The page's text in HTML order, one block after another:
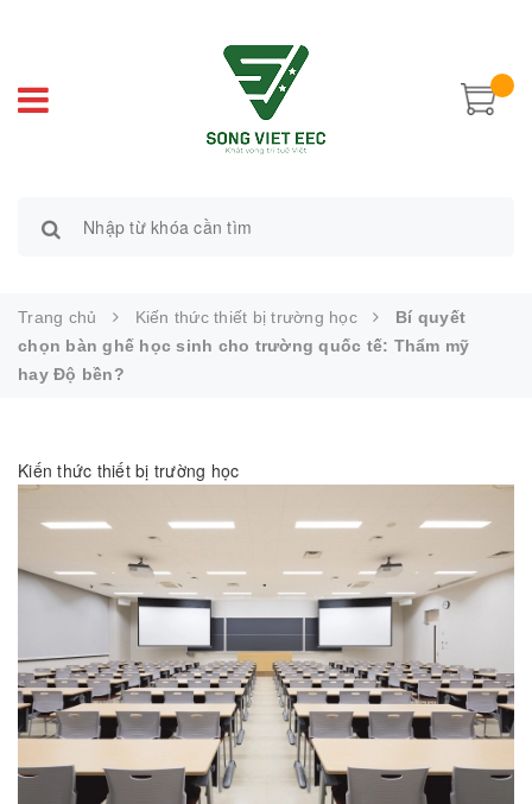
Trang chủ Kiến thức thiết bị trường học
Bí quyết
chọn bàn ghế học sinh cho trường quốc tế: Thẩm mỹ
hay Độ bền?
Kiến thức thiết bị trường học